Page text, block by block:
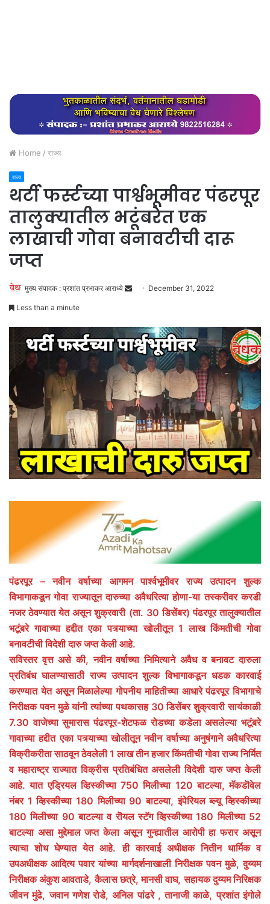
Home / राज्य
राज्य
थर्टी फर्स्टच्या पार्श्वभूमीवर पंढरपूर
तालुक्यातील भटूंबरेत एक
लाखाची गोवा बनावटीची दारू
जप्त
मुख्य संपादक : प्रशांत प्रभाकर आराध्ये
Send December 31, 2022
Less than a minute
पंढरपूर – नवीन वर्षाच्या आगमन पार्श्वभूमीवर राज्य उत्पादन शुल्क
विभागाकडून गोवा राज्यातून दारुच्या अवैधरित्या होणा-या तस्करीवर करडी
नजर ठेवण्यात येत असून शुक्रवारी (ता. 30 डिसेंबर) पंढरपूर तालुक्यातील
भटूंबरे गावाच्या हद्दीत एका पत्र्याच्या खोलीतून 1 लाख किंमतीची गोवा
बनावटीची विदेशी दारु जप्त केली आहे.
सविस्तर वृत्त असे की, नवीन वर्षाच्या निमित्याने अवैध व बनावट दारुला
प्रतिबंध घालण्यासाठी राज्य उत्पादन शुल्क विभागाकडून धडक कारवाई
करण्यात येत असून मिळालेल्या गोपनीय माहितीच्या आधारे पंढरपूर विभागाचे
निरीक्षक पवन मुळे यांनी त्यांच्या पथकासह 30 डिसेंबर शुक्रवारी सायंकाळी
7.30 वाजेच्या सुमारास पंढरपूर-शेटफळ रोडच्या कडेला असलेल्या भटूंबरे
गावाच्या हद्दीत एका पत्र्याच्या खोलीतून नवीन वर्षाच्या अनुषंगाने अवैधरित्या
विक्रीकरीता साठवून ठेवलेली 1 लाख तीन हजार किंमतीची गोवा राज्य निर्मित
व महाराष्ट्र राज्यात विक्रीस प्रतिबंधित असलेली विदेशी दारु जप्त केली
आहे. यात एड्रियल व्हिस्कीच्या 750 मिलीच्या 120 बाटल्या, मॅकडॊवेल
नंबर 1 व्हिस्कीच्या 180 मिलीच्या 90 बाटल्या, इंपेरियल ब्ल्यू व्हिस्कीच्या
180 मिलीच्या 90 बाटल्या व रॊयल स्टॅग व्हिस्कीच्या 180 मिलीच्या 52
बाटल्या असा मुद्देमाल जप्त केला असून गुन्ह्यातील आरोपी हा फरार असून
त्याचा शोध घेण्यात येत आहे. ही कारवाई अधीक्षक नितीन धार्मिक व
उपअधीक्षक आदित्य पवार यांच्या मार्गदर्शनाखाली निरीक्षक पवन मुळे, दुय्यम
निरीक्षक अंकुश आवताडे, कैलास छत्रे, मानसी वाघ, सहायक दुय्यम निरिक्षक
जीवन मुंढे, जवान गणेश रोडे, अनिल पांढरे , तानाजी काळे, प्रशांत इंगोले